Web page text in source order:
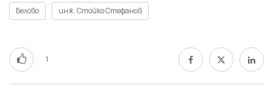
Белово инж. Стойко Стефанов
1